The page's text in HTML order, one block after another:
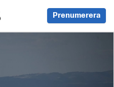
Prenumerera